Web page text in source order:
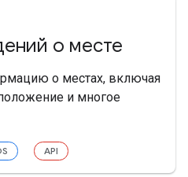
о месте
о местах, включая
и многое
API